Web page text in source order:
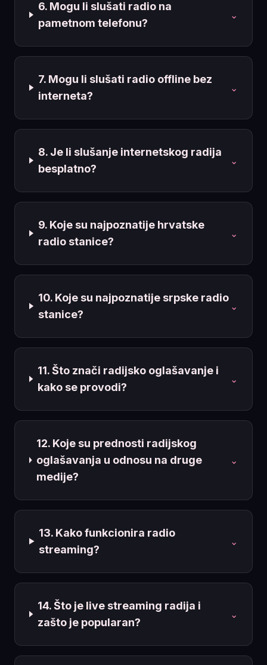
6. Mogu li slušati radio na
pametnom telefonu?
⌄
7. Mogu li slušati radio offline bez
interneta?
⌄
8. Je li slušanje internetskog radija
besplatno?
⌄
9. Koje su najpoznatije hrvatske
radio stanice?
⌄
10. Koje su najpoznatije srpske radio
stanice?
⌄
11. Što znači radijsko oglašavanje i
kako se provodi?
⌄
12. Koje su prednosti radijskog
oglašavanja u odnosu na druge
medije?
⌄
13. Kako funkcionira radio
streaming?
⌄
14. Što je live streaming radija i
zašto je popularan?
⌄